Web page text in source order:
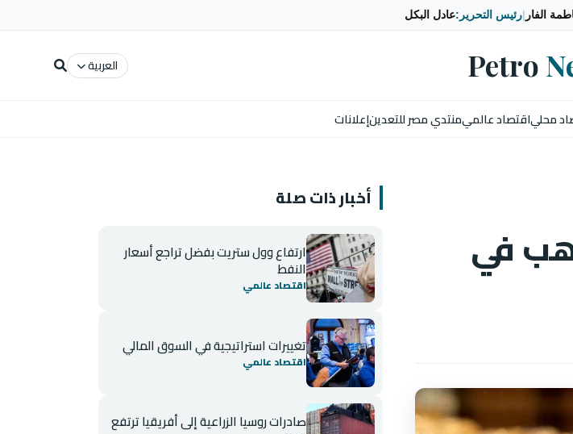
الفار رئيس التحرير:عادل البكل
Petro العربية
محلياقتصاد عالميمنتدي مصر للتعدينإعلانات
في
أخبار ذات صلة
ارتفاع وول ستريت بفضل تراجع أسعار
النفط
اقتصاد عالمي
تغييرات استراتيجية في السوق المالي
اقتصاد عالمي
صادرات روسيا الزراعية إلى أفريقيا ترتفع